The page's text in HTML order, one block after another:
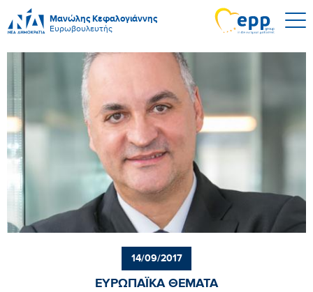
Μανώλης Κεφαλογιάννης
Ευρωβουλευτής
14/09/2017
ΕΥΡΩΠΑΪΚΑ ΘΕΜΑΤΑ